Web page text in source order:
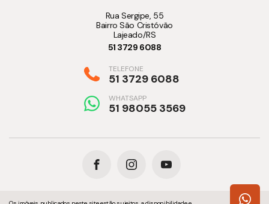
Rua Sergipe, 55
Bairro São Cristóvão
Lajeado/RS
51 3729 6088
TELEFONE
51 3729 6088
WHATSAPP
51 98055 3569